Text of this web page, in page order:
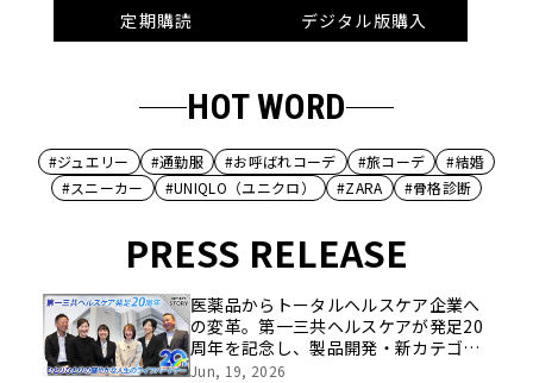
定期購読
デジタル版購入
HOT WORD
#ジュエリー #通勤服 #お呼ばれコーデ #旅コーデ
#結婚
#スニーカー
#UNIQLO（ユニクロ） #ZARA #骨格診断
PRESS RELEASE
医薬品からトータルヘルスケア企業へ
の変革。第一三共ヘルスケアが発足20
周年を記念し、製品開発・新カテゴリ
挑戦の舞台や旧社統合時のエピソード
Jun, 19, 2026